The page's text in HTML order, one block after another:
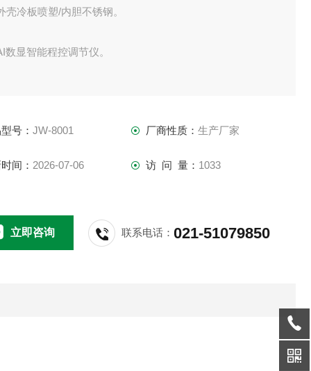
壳冷板喷塑/内胆不锈钢。
数显智能程控调节仪。
含臭氧气流与试样平行。
号：JW-8001 厂商性质： 生产厂家
间： 2026-07-06 访 问 量： 1033
立即咨询 联系电话：021-51079850